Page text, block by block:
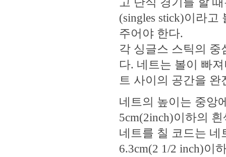
(singles stick)이라
주어야 한다.
각 싱글스 스틱의 중
다. 네트는 볼이 빠
트 사이의 공간을
네트의 높이는 중앙
5cm(2inch)이하의
네트를 칠 코드는 네
6.3cm(2 1/2 inch)이